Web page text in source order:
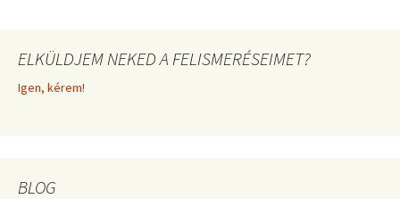
ELKÜLDJEM NEKED A FELISMERÉSEIMET?
Igen, kérem!
BLOG